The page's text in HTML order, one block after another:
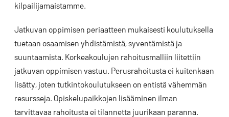
kilpailijamaistamme.
Jatkuvan oppimisen periaatteen mukaisesti koulutuksella
tuetaan osaamisen yhdistämistä, syventämistä ja
suuntaamista. Korkeakoulujen rahoitusmalliin liitettiin
jatkuvan oppimisen vastuu. Perusrahoitusta ei kuitenkaan
lisätty, joten tutkintokoulutukseen on entistä vähemmän
resursseja. Opiskelupaikkojen lisääminen ilman
tarvittavaa rahoitusta ei tilannetta juurikaan paranna.